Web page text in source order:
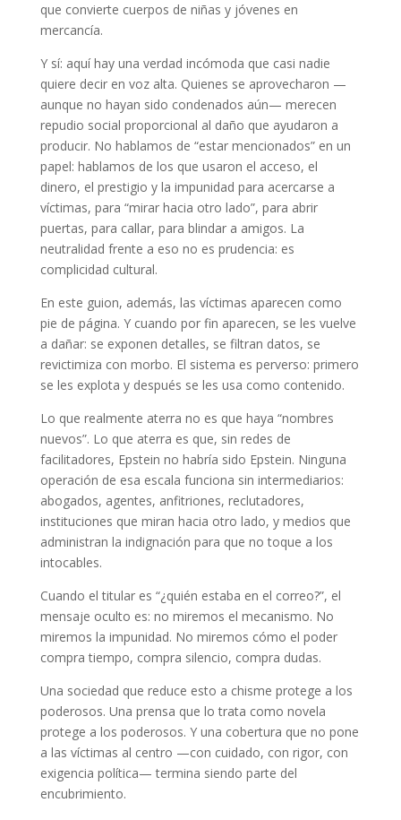
que convierte cuerpos de niñas y jóvenes en
mercancía.
Y sí: aquí hay una verdad incómoda que casi nadie
quiere decir en voz alta. Quienes se aprovecharon —
aunque no hayan sido condenados aún— merecen
repudio social proporcional al daño que ayudaron a
producir. No hablamos de “estar mencionados” en un
papel: hablamos de los que usaron el acceso, el
dinero, el prestigio y la impunidad para acercarse a
víctimas, para “mirar hacia otro lado”, para abrir
puertas, para callar, para blindar a amigos. La
neutralidad frente a eso no es prudencia: es
complicidad cultural.
En este guion, además, las víctimas aparecen como
pie de página. Y cuando por fin aparecen, se les vuelve
a dañar: se exponen detalles, se filtran datos, se
revictimiza con morbo. El sistema es perverso: primero
se les explota y después se les usa como contenido.
Lo que realmente aterra no es que haya “nombres
nuevos”. Lo que aterra es que, sin redes de
facilitadores, Epstein no habría sido Epstein. Ninguna
operación de esa escala funciona sin intermediarios:
abogados, agentes, anfitriones, reclutadores,
instituciones que miran hacia otro lado, y medios que
administran la indignación para que no toque a los
intocables.
Cuando el titular es “¿quién estaba en el correo?”, el
mensaje oculto es: no miremos el mecanismo. No
miremos la impunidad. No miremos cómo el poder
compra tiempo, compra silencio, compra dudas.
Una sociedad que reduce esto a chisme protege a los
poderosos. Una prensa que lo trata como novela
protege a los poderosos. Y una cobertura que no pone
a las víctimas al centro —con cuidado, con rigor, con
exigencia política— termina siendo parte del
encubrimiento.